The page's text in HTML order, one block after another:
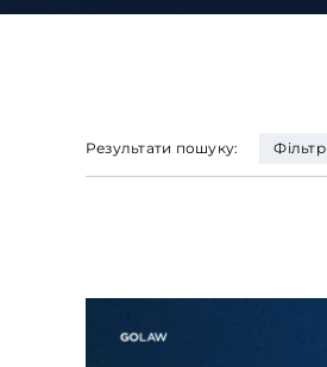
Результати пошуку: